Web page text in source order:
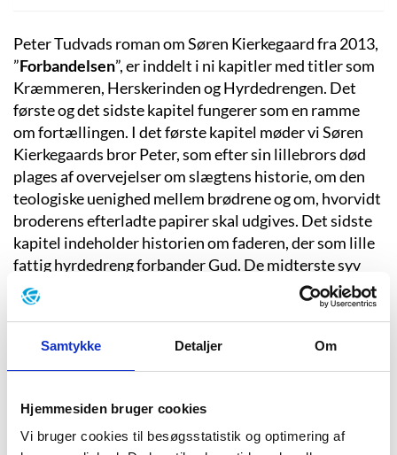
Samtykke Detaljer Om
Hjemmesiden bruger cookies
Vi bruger cookies til besøgsstatistik og optimering af
Peter Tudvads roman om Søren Kierkegaard fra 2013,
”Forbandelsen”, er inddelt i ni kapitler med titler som
Kræmmeren, Herskerinden og Hyrdedrengen. Det
første og det sidste kapitel fungerer som en ramme
om fortællingen. I det første kapitel møder vi Søren
Kierkegaards bror Peter, som efter sin lillebrors død
plages af overvejelser om slægtens historie, om den
teologiske uenighed mellem brødrene og om, hvorvidt
broderens efterladte papirer skal udgives. Det sidste
kapitel indeholder historien om faderen, der som lille
fattig hyrdedreng forbander Gud. De midterste syv
kapitler skildrer Kierkegaards liv kronologisk fra tiden
som ung student til hans død. Tudvad benytter sig i
synsvinkel, ordrette Bibel- og Kierkegaard-citater
samt ord fra datidens sprog såsom ”salonfæhig”,